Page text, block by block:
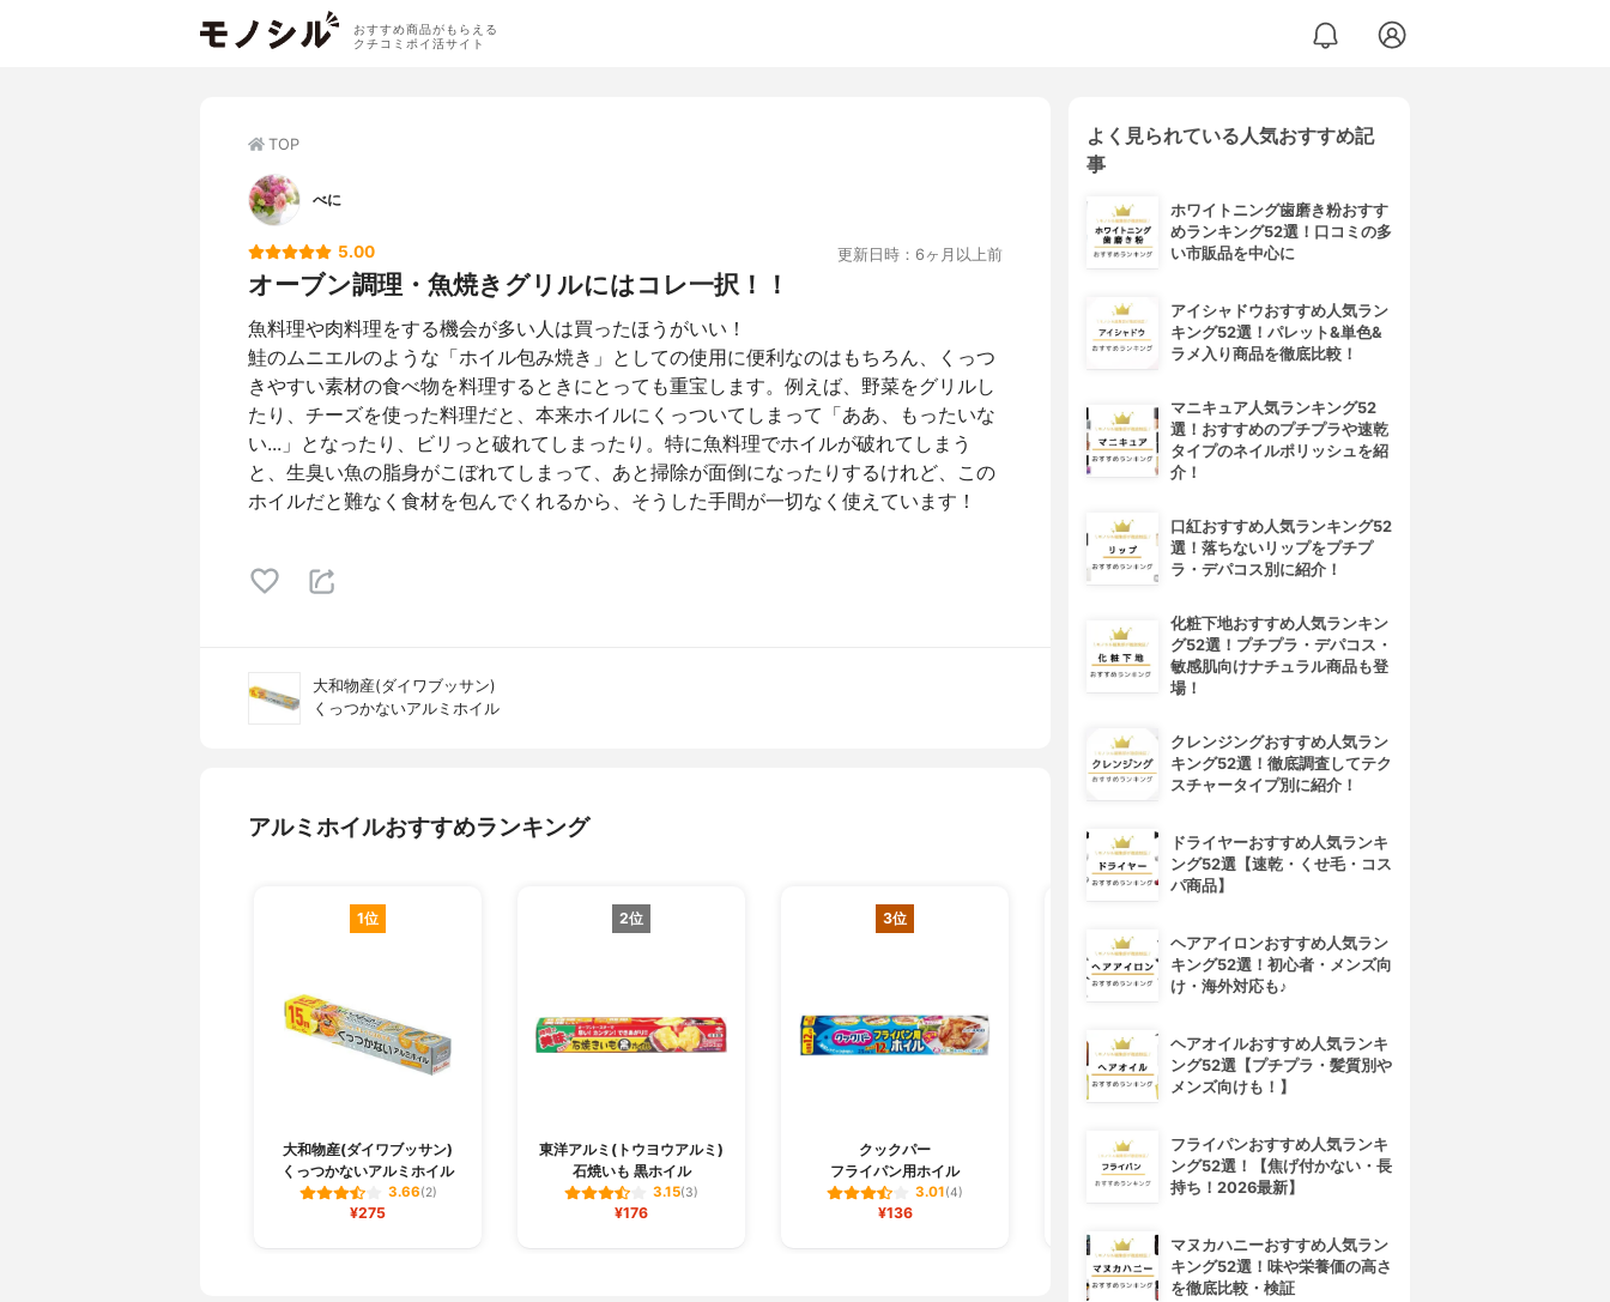
おすすめ商品がもらえる
クチコミポイ活サイト
TOP
べに
5.00 更新日時：6ヶ月以上前
オーブン調理・魚焼きグリルにはコレ一択！！
魚料理や肉料理をする機会が多い人は買ったほうがいい！
鮭のムニエルのような「ホイル包み焼き」としての使用に便利なのはもちろん、くっつ
きやすい素材の食べ物を料理するときにとっても重宝します。例えば、野菜をグリルし
たり、チーズを使った料理だと、本来ホイルにくっついてしまって「ああ、もったいな
い...」となったり、ビリっと破れてしまったり。特に魚料理でホイルが破れてしまう
と、生臭い魚の脂身がこぼれてしまって、あと掃除が面倒になったりするけれど、この
ホイルだと難なく食材を包んでくれるから、そうした手間が一切なく使えています！
大和物産(ダイワブッサン)
くっつかないアルミホイル
アルミホイルおすすめランキング
1位
大和物産(ダイワブッサン)
くっつかないアルミホイル
3.66(2)
¥275
2位
東洋アルミ(トウヨウアルミ)
石焼いも 黒ホイル
3.15(3)
¥176
3位
クックパー
フライパン用ホイル
3.01(4)
¥136
Alphamic(アルファミック)
業務用アルミホイル
3.01(1)
よく見られている人気おすすめ記
事
ホワイトニング歯磨き粉おすす
めランキング52選！口コミの多
い市販品を中心に
アイシャドウおすすめ人気ラン
キング52選！パレット&単色&
ラメ入り商品を徹底比較！
マニキュア人気ランキング52
選！おすすめのプチプラや速乾
タイプのネイルポリッシュを紹
介！
口紅おすすめ人気ランキング52
選！落ちないリップをプチプ
ラ・デパコス別に紹介！
化粧下地おすすめ人気ランキン
グ52選！プチプラ・デパコス・
敏感肌向けナチュラル商品も登
場！
クレンジングおすすめ人気ラン
キング52選！徹底調査してテク
スチャータイプ別に紹介！
ドライヤーおすすめ人気ランキ
ング52選【速乾・くせ毛・コス
パ商品】
ヘアアイロンおすすめ人気ラン
キング52選！初心者・メンズ向
け・海外対応も♪
ヘアオイルおすすめ人気ランキ
ング52選【プチプラ・髪質別や
メンズ向けも！】
フライパンおすすめ人気ランキ
ング52選！【焦げ付かない・長
持ち！2026最新】
マヌカハニーおすすめ人気ラン
キング52選！味や栄養価の高さ
を徹底比較・検証